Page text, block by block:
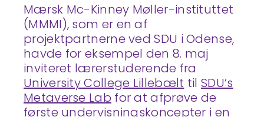
Mærsk Mc-Kinney Møller-instituttet
(MMMI), som er en af
projektpartnerne ved SDU i Odense,
havde for eksempel den 8. maj
inviteret lærerstuderende fra
University College Lillebælt til SDU’s
Metaverse Lab for at afprøve de
første undervisningskoncepter i en